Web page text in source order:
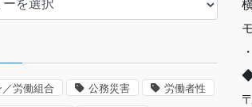
／労働組合 公務災害 労働者性
◆